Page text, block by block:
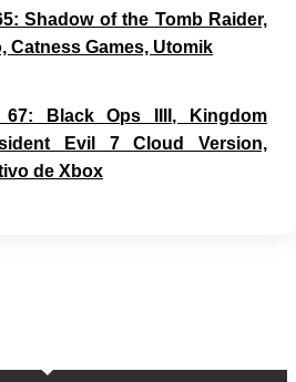
Shadow of the Tomb Raider,
Catness Games, Utomik
67: Black Ops IIII, Kingdom
Evil 7 Cloud Version,
de Xbox